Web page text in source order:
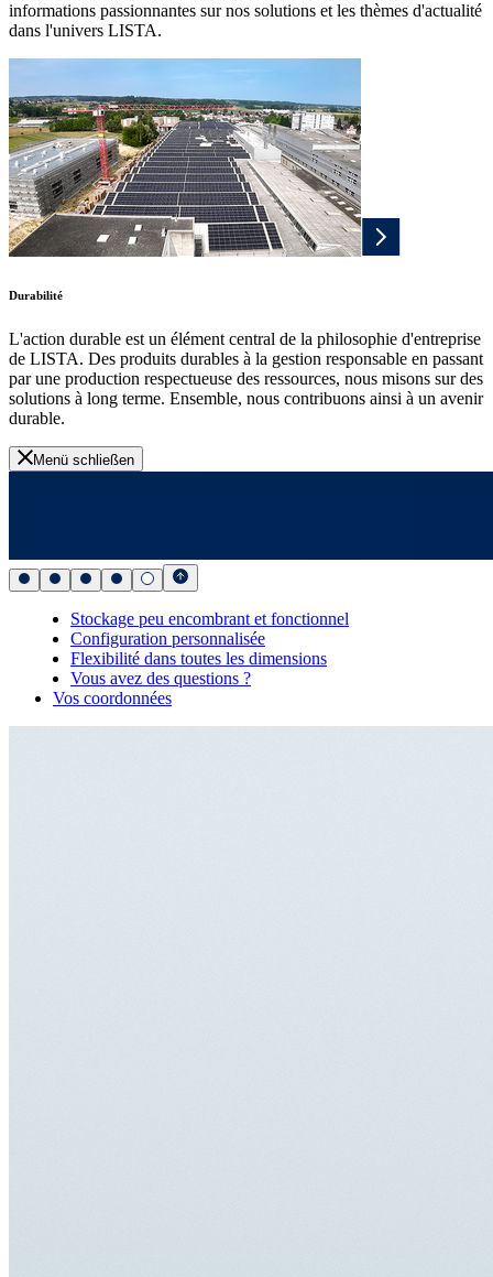
informations passionnantes sur nos solutions et les thèmes d'actualité
dans l'univers LISTA.
Durabilité
L'action durable est un élément central de la philosophie d'entreprise
de LISTA. Des produits durables à la gestion responsable en passant
par une production respectueuse des ressources, nous misons sur des
solutions à long terme. Ensemble, nous contribuons ainsi à un avenir
durable.
Menü schließen
Stockage peu encombrant et fonctionnel
Configuration personnalisée
Flexibilité dans toutes les dimensions
Vous avez des questions ?
Vos coordonnées